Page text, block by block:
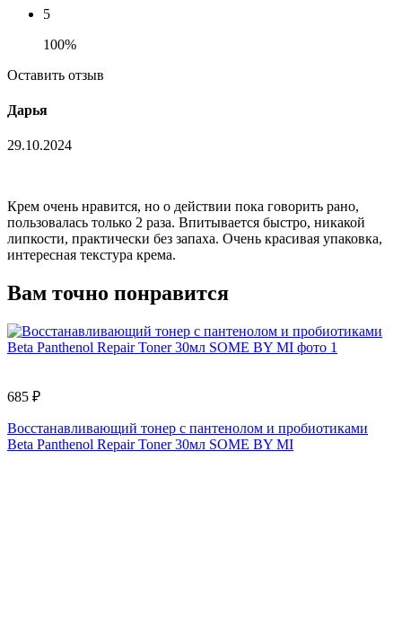
5
100%
Оставить отзыв
Дарья
29.10.2024
Крем очень нравится, но о действии пока говорить рано,
пользовалась только 2 раза. Впитывается быстро, никакой
липкости, практически без запаха. Очень красивая упаковка,
интересная текстура крема.
Вам точно понравится
685 ₽
Восстанавливающий тонер с пантенолом и пробиотиками
Beta Panthenol Repair Toner 30мл SOME BY MI